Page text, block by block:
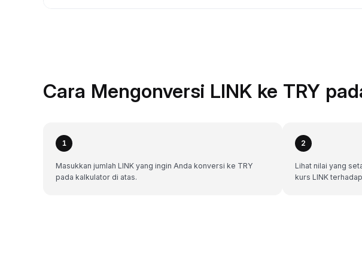
Cara Mengonversi LINK ke TRY
1
Masukkan jumlah LINK yang ingin Anda konversi ke TRY
pada kalkulator di atas.
2
Lihat nilai yang
kurs LINK